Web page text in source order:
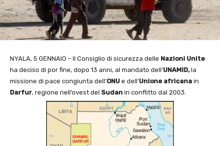
NYALA, 5 GENNAIO – Il Consiglio di sicurezza delle Nazioni Unite
ha deciso di por fine, dopo 13 anni, al mandato dell’UNAMID,la
missione di pace congiunta dell’ONU e dell’Unione africana in
Darfur, regione nell’ovest del Sudan in conflitto dal 2003.